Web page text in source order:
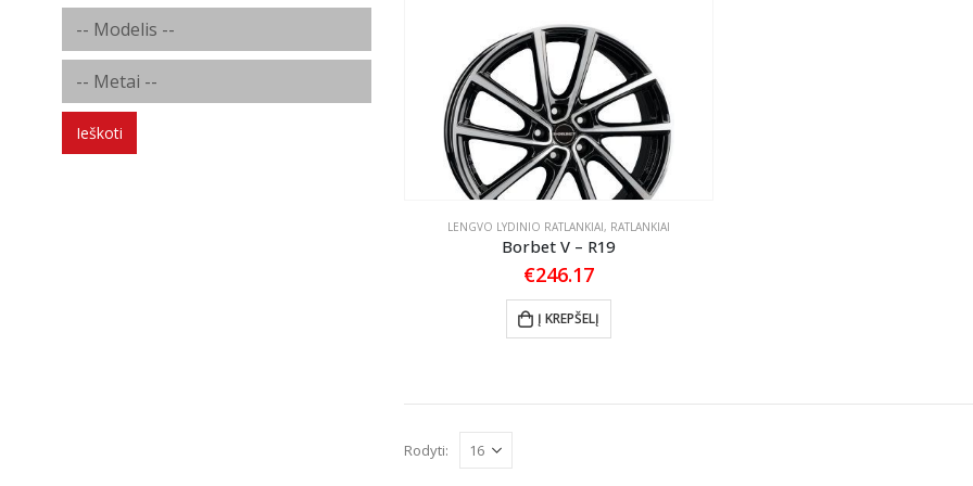
LENGVO LYDINIO RATLANKIAI, RATLANKIAI
Borbet V – R19
€246.17
Į KREPŠELĮ
Rodyti:
Ieškoti